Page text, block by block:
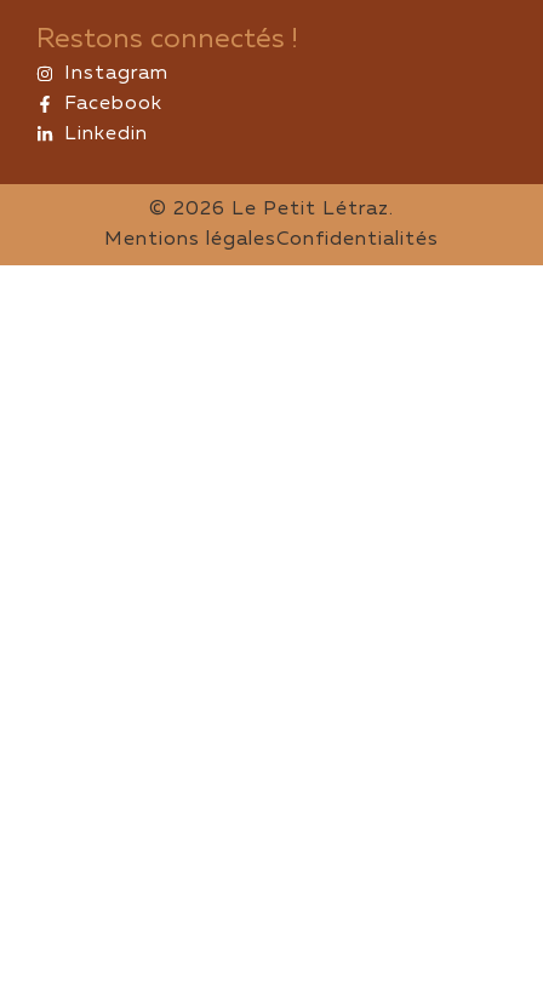
Restons connectés !
Instagram
Facebook
Linkedin
© 2026 Le Petit Létraz.
Mentions légalesConfidentialités